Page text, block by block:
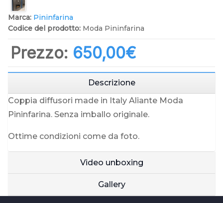
Marca: Pininfarina
Codice del prodotto: Moda Pininfarina
Prezzo: 650,00‎€
Descrizione
Coppia diffusori made in Italy Aliante Moda
Pininfarina. Senza imballo originale.
Ottime condizioni come da foto.
Video unboxing
Gallery